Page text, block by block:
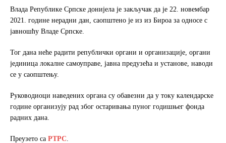
c
e
b
i
t
t
a
r
Влада Републике Српске донијела је закључак да је 22. новембар
2021. године нерадни дан, саопштено је из из Бироа за односе с
јавношћу Владе Српске.
Тог дана неће радити републички органи и организације, органи
јединица локалне самоуправе, јавна предузећа и установе, наводи
се у саопштењу.
Руководиоци наведених органа су обавезни да у току календарске
године организују рад због остаривања пуног годишњег фонда
радних дана.
Преузето са РТРС